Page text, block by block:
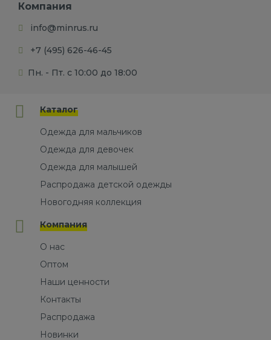
Компания
info@minrus.ru
+7 (495) 626-46-45
Пн. - Пт. с 10:00 до 18:00
Каталог
Одежда для мальчиков
Одежда для девочек
Одежда для малышей
Распродажа детской одежды
Новогодняя коллекция
Компания
О нас
Оптом
Наши ценности
Контакты
Распродажа
Новинки